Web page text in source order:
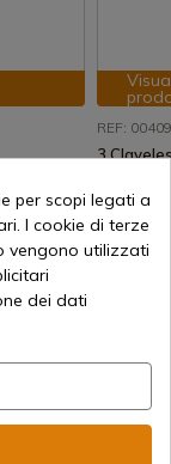
cucina
15 giorni
REF:
3
3
per scopi legati a
I cookie di terze
vengono utilizzati
dei dati